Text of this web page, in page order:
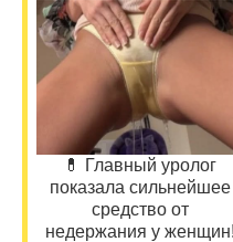
💊 Главный уролог
показала сильнейшее
средство от
недержания у женщин!